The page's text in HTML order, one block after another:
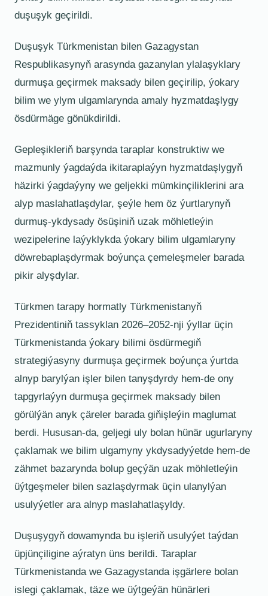
duşuşyk geçirildi.
Duşuşyk Türkmenistan bilen Gazagystan
Respublikasynyň arasynda gazanylan ylalaşyklary
durmuşa geçirmek maksady bilen geçirilip, ýokary
bilim we ylym ulgamlarynda amaly hyzmatdaşlygy
ösdürmäge gönükdirildi.
Gepleşikleriň barşynda taraplar konstruktiw we
mazmunly ýagdaýda ikitaraplaýyn hyzmatdaşlygyň
häzirki ýagdaýyny we geljekki mümkinçiliklerini ara
alyp maslahatlaşdylar, şeýle hem öz ýurtlarynyň
durmuş-ykdysady ösüşiniň uzak möhletleýin
wezipelerine laýyklykda ýokary bilim ulgamlaryny
döwrebaplaşdyrmak boýunça çemeleşmeler barada
pikir alyşdylar.
Türkmen tarapy hormatly Türkmenistanyň
Prezidentiniň tassyklan 2026–2052-nji ýyllar üçin
Türkmenistanda ýokary bilimi ösdürmegiň
strategiýasyny durmuşa geçirmek boýunça ýurtda
alnyp barylýan işler bilen tanyşdyrdy hem-de ony
tapgyrlaýyn durmuşa geçirmek maksady bilen
görülýän anyk çäreler barada giňişleýin maglumat
berdi. Hususan-da, geljegi uly bolan hünär ugurlaryny
çaklamak we bilim ulgamyny ykdysadyýetde hem-de
zähmet bazarynda bolup geçýän uzak möhletleýin
üýtgeşmeler bilen sazlaşdyrmak üçin ulanylýan
usulyýetler ara alnyp maslahatlaşyldy.
Duşuşygyň dowamynda bu işleriň usulyýet taýdan
üpjünçiligine aýratyn üns berildi. Taraplar
Türkmenistanda we Gazagystanda işgärlere bolan
islegi çaklamak, täze we üýtgeýän hünärleri